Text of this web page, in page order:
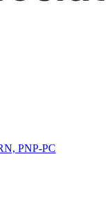
PNP-PC